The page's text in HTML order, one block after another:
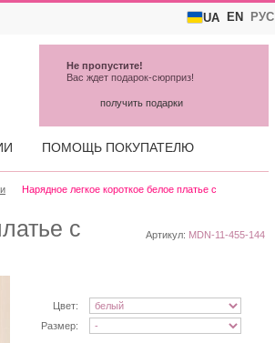
UA EN РУС
с
Артикул: MDN-11-455-144
Цвет:
Размер:
Нарядное легкое короткое белое платье с
ПОМОЩЬ ПОКУПАТЕЛЮ
Не пропустите!
Вас ждет подарок-сюрприз!
получить подарки